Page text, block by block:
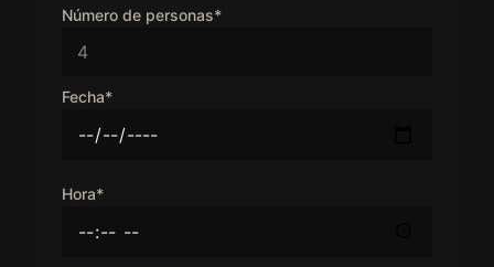
Número de personas*
Fecha*
Hora*